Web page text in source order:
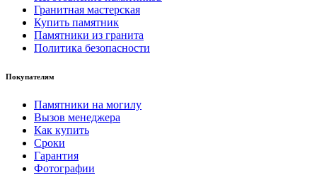
Гранитная мастерская
Купить памятник
Памятники из гранита
Политика безопасности
Покупателям
Памятники на могилу
Вызов менеджера
Как купить
Сроки
Гарантия
Фотографии